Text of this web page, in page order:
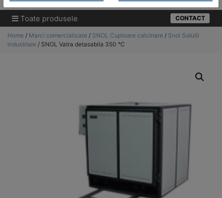
Toate produsele CONTACT
Home / Marci comercializate / SNOL Cuptoare calcinare / Snol Solutii
industriale / SNOL Vatra detasabila 350 °C